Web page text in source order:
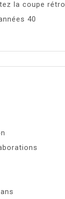
la coupe rétro
40